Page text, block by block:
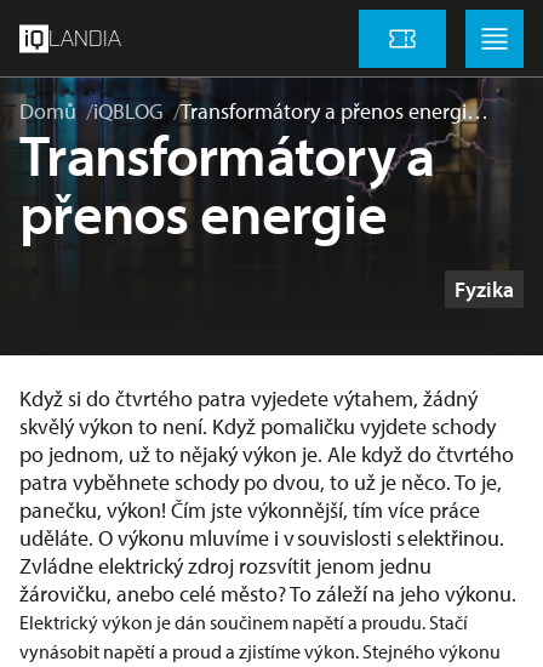
LANDIA Vstupenky
Menu
Domů iQBLOG Transformátory a přenos energi…
Transformátory a
přenos energie
Štítky
Fyzika
Když si do čtvrtého patra vyjedete výtahem, žádný
skvělý výkon to není. Když pomaličku vyjdete schody
po jednom, už to nějaký výkon je. Ale když do čtvrtého
patra vyběhnete schody po dvou, to už je něco. To je,
panečku, výkon! Čím jste výkonnější, tím více práce
uděláte. O výkonu mluvíme i v souvislosti s elektřinou.
Zvládne elektrický zdroj rozsvítit jenom jednu
žárovičku, anebo celé město? To záleží na jeho výkonu.
Elektrický výkon je dán součinem napětí a proudu. Stačí
vynásobit napětí a proud a zjistíme výkon. Stejného výkonu